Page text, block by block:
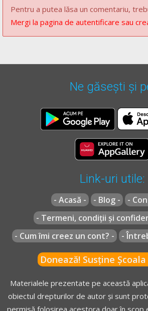
Pentru a putea lăsa un comentariu,
Mergi la pagina de autentificare sau
Ne găsești și
Link-uri utile:
- Acasă - - Blog -
-
- Termeni, condiții și
- Cum îmi creez un cont? -
-
Donează! Susține
Materialele prezentate pe această
obiectul drepturilor de autor și sunt